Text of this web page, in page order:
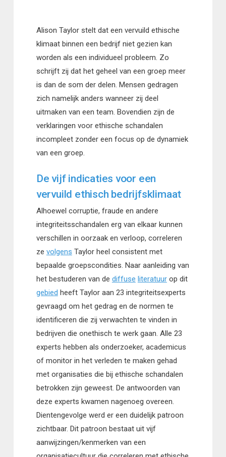
Alison Taylor stelt dat een vervuild ethische
klimaat binnen een bedrijf niet gezien kan
worden als een individueel probleem. Zo
schrijft zij dat het geheel van een groep meer
is dan de som der delen. Mensen gedragen
zich namelijk anders wanneer zij deel
uitmaken van een team. Bovendien zijn de
verklaringen voor ethische schandalen
incompleet zonder een focus op de dynamiek
van een groep.
De vijf indicaties voor een
vervuild ethisch bedrijfsklimaat
Alhoewel corruptie, fraude en andere
integriteitsschandalen erg van elkaar kunnen
verschillen in oorzaak en verloop, correleren
ze volgens Taylor heel consistent met
bepaalde groepscondities. Naar aanleiding van
het bestuderen van de diffuse literatuurop dit
gebied heeft Taylor aan 23 integriteitsexperts
gevraagd om het gedrag en de normen te
identificeren die zij verwachten te vinden in
bedrijven die onethisch te werk gaan. Alle 23
experts hebben als onderzoeker, academicus
of monitor in het verleden te maken gehad
met organisaties die bij ethische schandalen
betrokken zijn geweest. De antwoorden van
deze experts kwamen nagenoeg overeen.
Dientengevolge werd er een duidelijk patroon
zichtbaar. Dit patroon bestaat uit vijf
aanwijzingen/kenmerken van een